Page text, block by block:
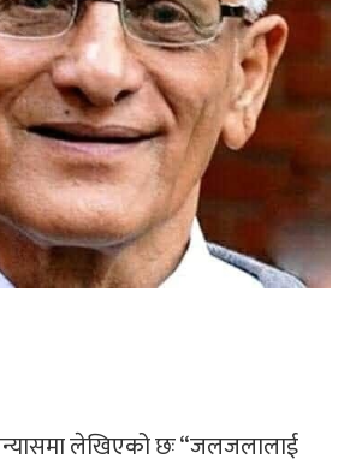
लेखिएको छः “जलजलालाई